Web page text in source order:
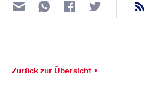
Zurück zur Übersicht